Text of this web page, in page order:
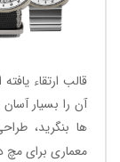
آن را بسیار
ها بنگرید،
معماری برای